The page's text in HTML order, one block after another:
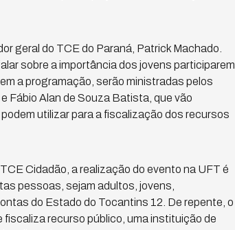
geral do TCE do Paraná, Patrick Machado.
sobre a importância dos jovens participarem
a programação, serão ministradas pelos
Fábio Alan de Souza Batista, que vão
utilizar para a fiscalização dos recursos
Cidadão, a realização do evento na UFT é
pessoas, sejam adultos, jovens,
do Estado do Tocantins 12. De repente, o
recurso público, uma instituição de